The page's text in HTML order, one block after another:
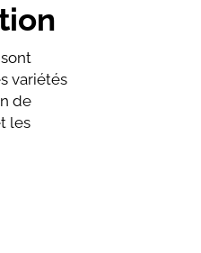
variétés
de
les